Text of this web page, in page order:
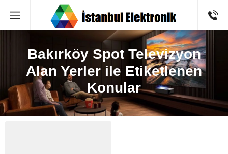
Bakırköy Spot Televizyon
Alan Yerler ile Etiketlenen
Konular